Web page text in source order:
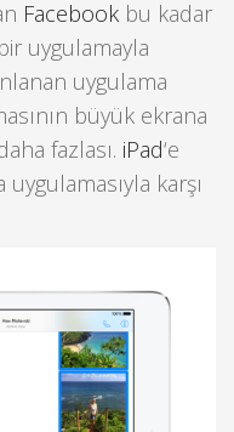
Facebook bu kadar
uygulamayla
uygulama
büyük ekrana
fazlası. iPad‘e
karşı